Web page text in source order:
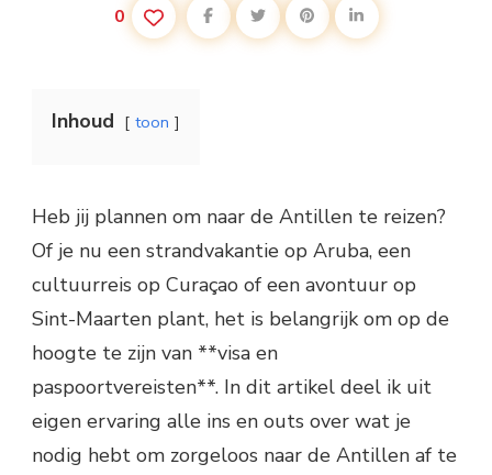
0
Inhoud toon
Heb jij plannen om naar de Antillen te reizen?
Of je nu een strandvakantie op Aruba, een
cultuurreis op Curaçao of een avontuur op
Sint-Maarten plant, het is belangrijk om op de
hoogte te zijn van **visa en
paspoortvereisten**. In dit artikel deel ik uit
eigen ervaring alle ins en outs over wat je
nodig hebt om zorgeloos naar de Antillen af te